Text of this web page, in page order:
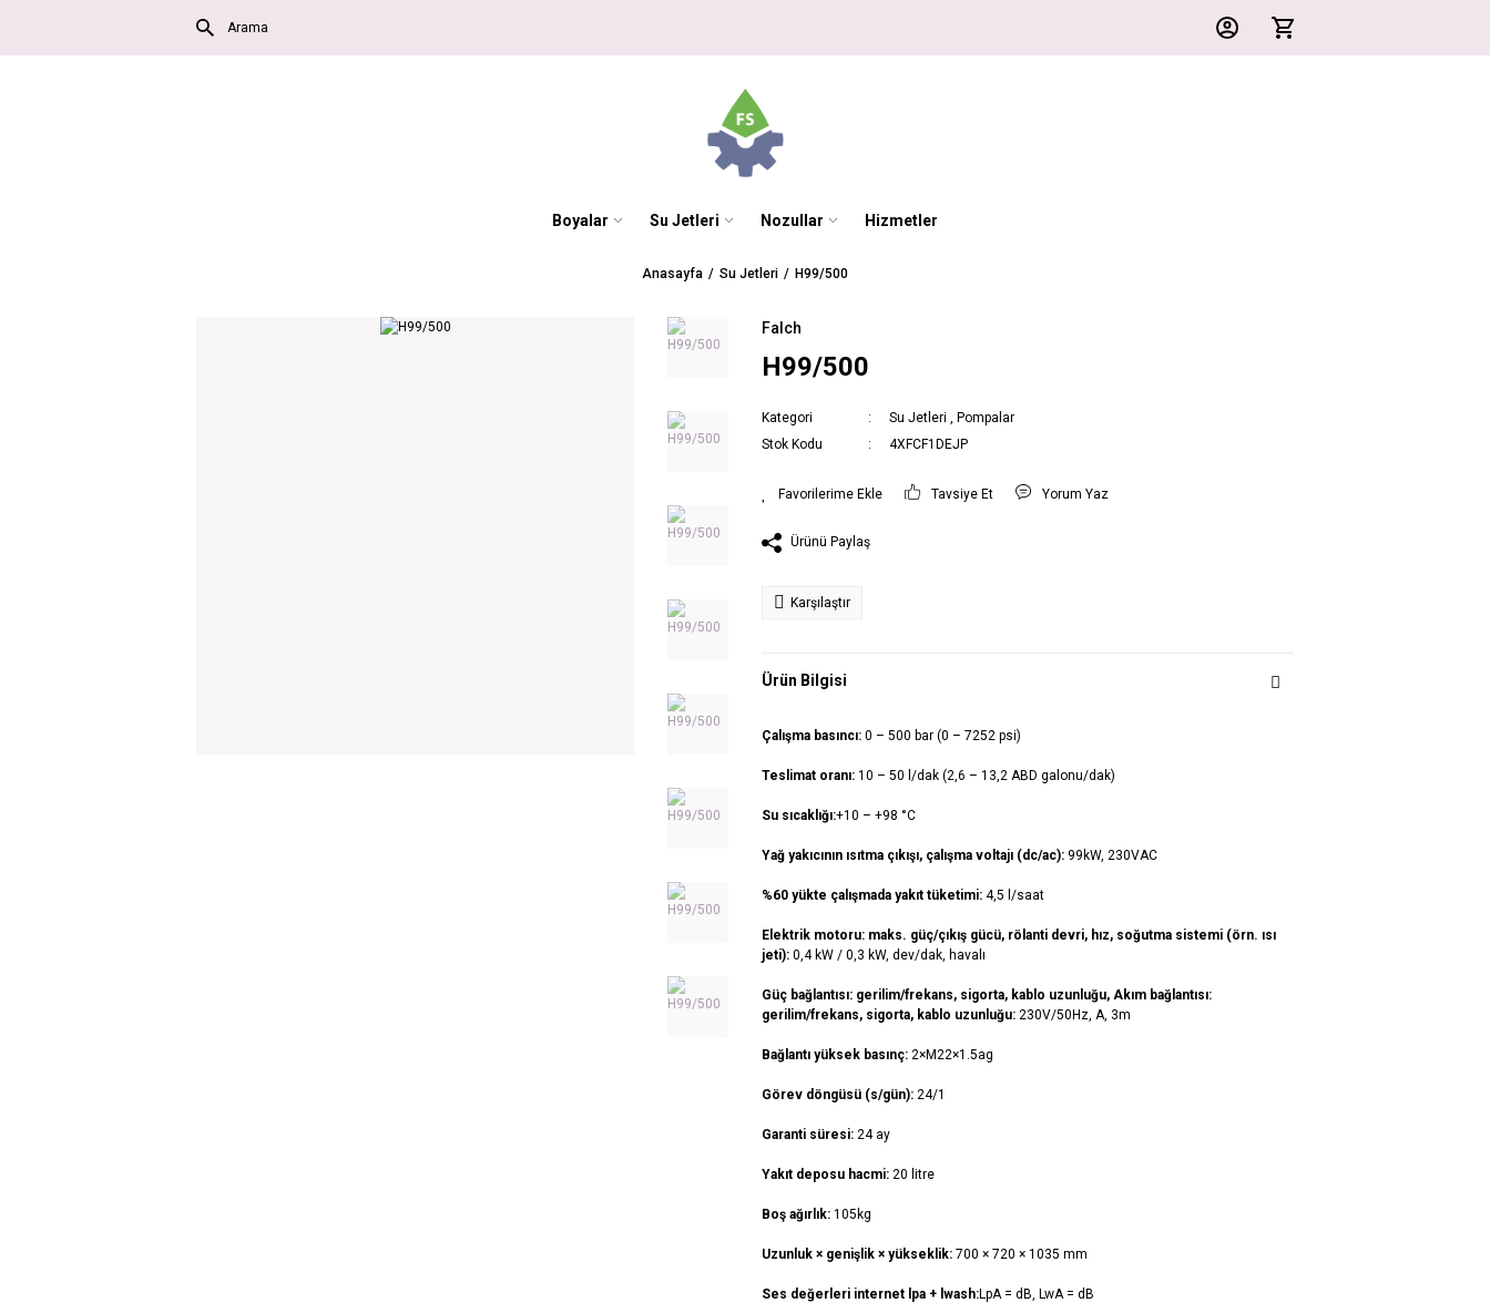
Boyalar Su Jetleri Nozullar Hizmetler
Anasayfa Su Jetleri H99/500
Falch
H99/500
Kategori Su Jetleri , Pompalar
Stok Kodu
4XFCF1DEJP
Tavsiye Et Yorum Yaz
Ürünü Paylaş
Karşılaştır
Ürün Bilgisi
Çalışma basıncı: 0 – 500 bar (0 – 7252 psi)
Teslimat oranı: 10 – 50 l/dak (2,6 – 13,2 ABD galonu/dak)
Su sıcaklığı:+10 – +98 °C
Yağ yakıcının ısıtma çıkışı, çalışma voltajı (dc/ac): 99kW, 230VAC
%60 yükte çalışmada yakıt tüketimi: 4,5 l/saat
Elektrik motoru: maks. güç/çıkış gücü, rölanti devri, hız, soğutma sistemi (örn. ısı
jeti): 0,4 kW / 0,3 kW, dev/dak, havalı
Güç bağlantısı: gerilim/frekans, sigorta, kablo uzunluğu, Akım bağlantısı:
gerilim/frekans, sigorta, kablo uzunluğu: 230V/50Hz, A, 3m
Bağlantı yüksek basınç: 2×M22×1.5ag
Görev döngüsü (s/gün): 24/1
Garanti süresi: 24 ay
Yakıt deposu hacmi: 20 litre
Boş ağırlık: 105kg
Uzunluk × genişlik × yükseklik: 700 × 720 × 1035 mm
Ses değerleri internet lpa + lwash:LpA = dB, LwA = dB